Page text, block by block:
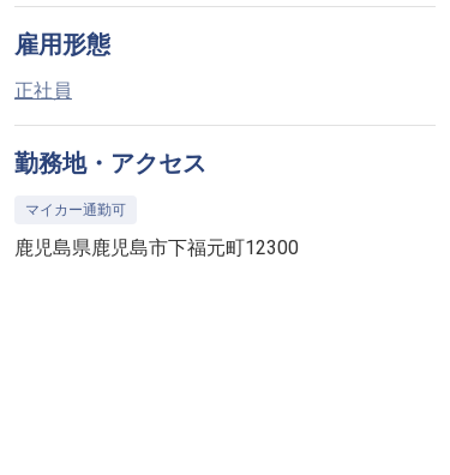
雇用形態
正社員
勤務地・アクセス
マイカー通勤可
鹿児島県鹿児島市下福元町12300